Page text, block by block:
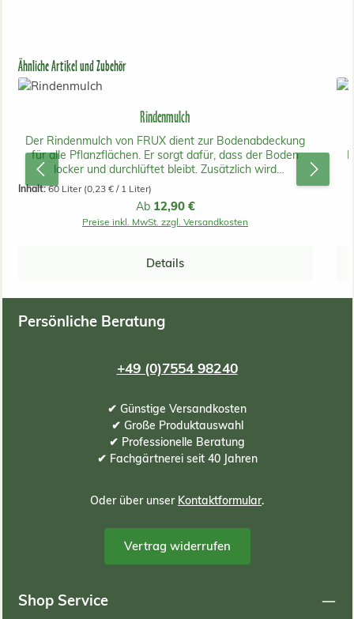
Produktgalerie überspringen
Ähnliche Artikel und Zubehör
Rindenmulch
Der Rindenmulch von FRUX dient zur Bodenabdeckung
für alle Pflanzflächen. Er sorgt dafür, dass der Boden
locker und durchlüftet bleibt. Zusätzlich wird
Unkrautwuchs gehemmt. Die Teilchen sind bei der
feinkörnigen 0-15mm groß. Ein Sack reicht für bis zu 1.6
m2.
Inhalt:60 Liter (0,23 € / 1 Liter)
Regulärer Preis:
Ab 12,90 €
Preise inkl. MwSt. zzgl. Versandkosten
Details
Persönliche Beratung
+49 (0)7554 98240
✔ Günstige Versandkosten
✔ Große Produktauswahl
✔ Professionelle Beratung
✔ Fachgärtnerei seit 40 Jahren
Oder über unser Kontaktformular.
Vertrag widerrufen
Shop Service